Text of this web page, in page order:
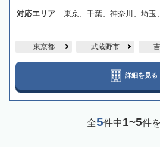
対応エリア 東京、千葉、神奈川、埼玉
東京都 武蔵野市
詳細を見る
全5件中1~5件